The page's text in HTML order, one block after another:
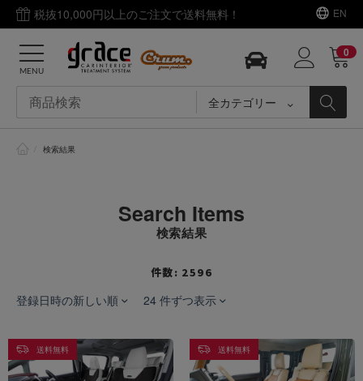
税抜10,000円以上のご注文で送料無料！ EN
全カテゴリー
0
MENU
検索結果
Search Items
検索結果
件数: 2596
登録日時の新しい順 24 件ずつ表示
送料無料 送料無料